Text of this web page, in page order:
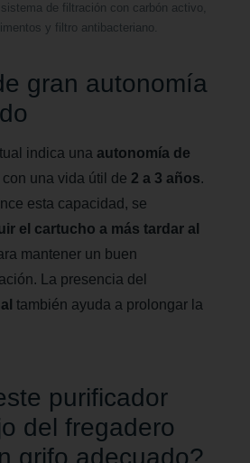
sistema de filtración con carbón activo,
y filtro antibacteriano.
gran autonomía
indica una autonomía de
con una vida útil de 2 a 3 años.
esta capacidad, se
el cartucho a más tardar al
mantener un buen
La presencia del
también ayuda a prolongar la
purificador
del fregadero
grifo adecuado?